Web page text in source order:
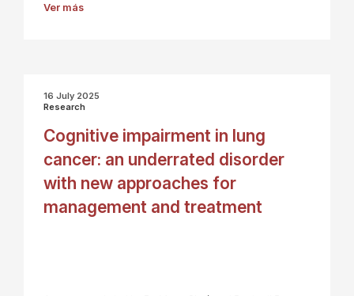
Ver más
16 July 2025
Research
Cognitive impairment in lung
cancer: an underrated disorder
with new approaches for
management and treatment